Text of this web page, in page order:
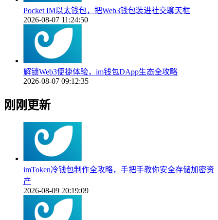
Pocket IM以太钱包，把Web3钱包装进社交聊天框
2026-08-07 11:24:50
解锁Web3便捷体验，im钱包DApp生态全攻略
2026-08-07 09:12:35
刚刚更新
imToken冷钱包制作全攻略，手把手教你安全存储加密资
产
2026-08-09 20:19:09